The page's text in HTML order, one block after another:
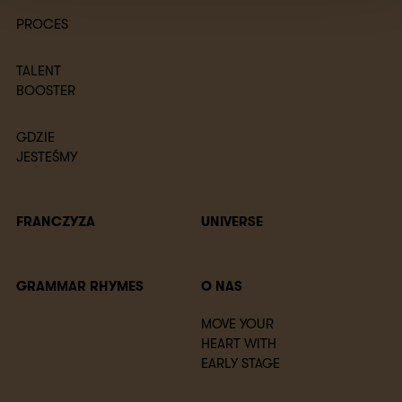
PROCES
TALENT
BOOSTER
GDZIE
JESTEŚMY
FRANCZYZA UNIVERSE
GRAMMAR RHYMES O NAS
MOVE YOUR
HEART WITH
EARLY STAGE